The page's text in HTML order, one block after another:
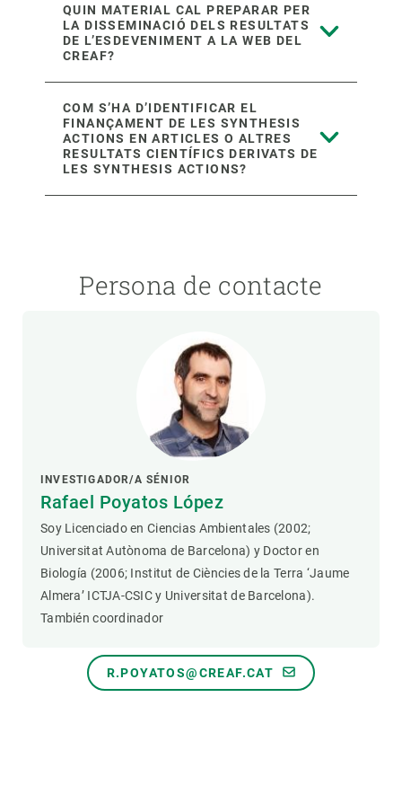
QUIN MATERIAL CAL PREPARAR PER
LA DISSEMINACIÓ DELS RESULTATS
DE L’ESDEVENIMENT A LA WEB DEL
CREAF?
COM S’HA D’IDENTIFICAR EL
FINANÇAMENT DE LES SYNTHESIS
ACTIONS EN ARTICLES O ALTRES
RESULTATS CIENTÍFICS DERIVATS DE
LES SYNTHESIS ACTIONS?
Persona de contacte
INVESTIGADOR/A SÉNIOR
Rafael Poyatos López
Soy Licenciado en Ciencias Ambientales (2002;
Universitat Autònoma de Barcelona) y Doctor en
Biología (2006; Institut de Ciències de la Terra ‘Jaume
Almera’ ICTJA-CSIC y Universitat de Barcelona).
También coordinador
R.POYATOS@CREAF.CAT